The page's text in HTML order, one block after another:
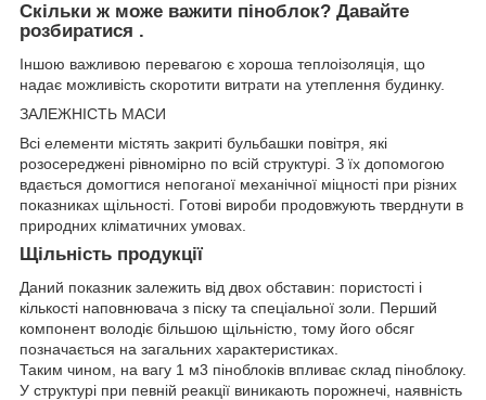
Скільки ж може важити піноблок? Давайте
розбиратися .
Іншою важливою перевагою є хороша теплоізоляція, що
надає можливість скоротити витрати на утеплення будинку.
ЗАЛЕЖНІСТЬ МАСИ
Всі елементи містять закриті бульбашки повітря, які
розосереджені рівномірно по всій структурі. З їх допомогою
вдається домогтися непоганої механічної міцності при різних
показниках щільності. Готові вироби продовжують тверднути в
природних кліматичних умовах.
Щільність продукції
Даний показник залежить від двох обставин: пористості і
кількості наповнювача з піску та спеціальної золи. Перший
компонент володіє більшою щільністю, тому його обсяг
позначається на загальних характеристиках.
Таким чином, на вагу 1 м3 піноблоків впливає склад піноблоку.
У структурі при певній реакції виникають порожнечі, наявність